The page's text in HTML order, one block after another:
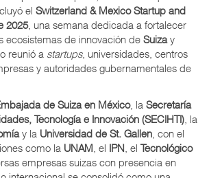
el Switzerland & Mexico Startup and
2025, una semana dedicada a fortalecer
ecosistemas de innovación de Suizay
reunió a startups, universidades, centros
y autoridades gubernamentales de
de Suiza en México, la Secretaría
Tecnología e Innovación (SECIHTI) , la
y la Universidad de St. Gallen , con el
como la UNAM , el IPN , el Tecnológico
empresas suizas con presencia en